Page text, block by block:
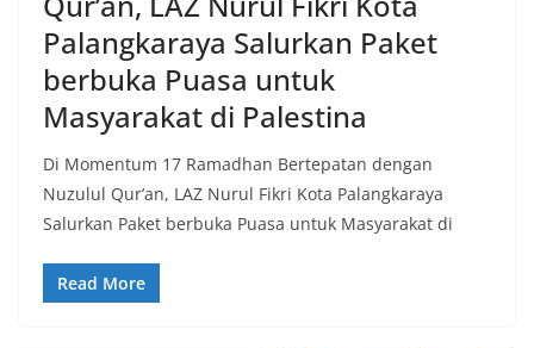
Palangkaraya Salurkan Paket
berbuka Puasa untuk
Masyarakat di Palestina
Di Momentum 17 Ramadhan Bertepatan dengan
Nuzulul Qur’an, LAZ Nurul Fikri Kota Palangkaraya
Salurkan Paket berbuka Puasa untuk Masyarakat di
Read More